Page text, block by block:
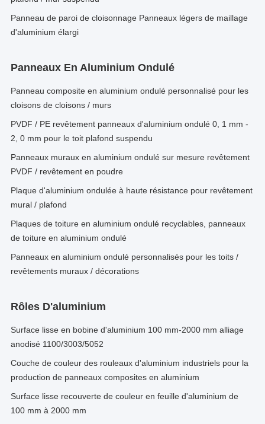
Panneau de paroi de cloisonnage Panneaux légers de maillage
d'aluminium élargi
Panneaux En Aluminium Ondulé
Panneau composite en aluminium ondulé personnalisé pour les
cloisons de cloisons / murs
PVDF / PE revêtement panneaux d'aluminium ondulé 0, 1 mm -
2, 0 mm pour le toit plafond suspendu
Panneaux muraux en aluminium ondulé sur mesure revêtement
PVDF / revêtement en poudre
Plaque d'aluminium ondulée à haute résistance pour revêtement
mural / plafond
Plaques de toiture en aluminium ondulé recyclables, panneaux
de toiture en aluminium ondulé
Panneaux en aluminium ondulé personnalisés pour les toits /
revêtements muraux / décorations
Rôles D'aluminium
Surface lisse en bobine d'aluminium 100 mm-2000 mm alliage
anodisé 1100/3003/5052
Couche de couleur des rouleaux d'aluminium industriels pour la
production de panneaux composites en aluminium
Surface lisse recouverte de couleur en feuille d'aluminium de
100 mm à 2000 mm